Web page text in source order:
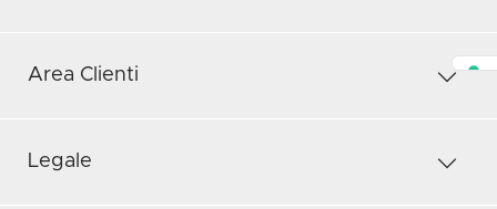
Area Clienti
Legale